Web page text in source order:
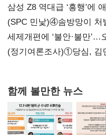
삼성 Z8 역대급 ‘흥행’에
대전’
(SPC 민낯)④솜방망이 처
세제개편에 ‘불안·불만’…
힘들어질 것"
(정기여론조사)①당심, 김
함께 볼만한 뉴스